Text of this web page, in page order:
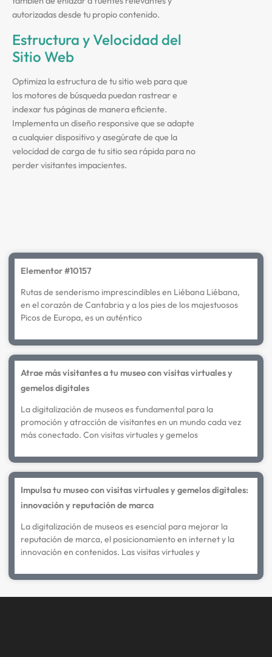
autorizadas desde tu propio contenido.
Estructura y Velocidad del
Sitio Web
Optimiza la estructura de tu sitio web para que
los motores de búsqueda puedan rastrear e
indexar tus páginas de manera eficiente.
Implementa un diseño responsive que se adapte
a cualquier dispositivo y asegúrate de que la
velocidad de carga de tu sitio sea rápida para no
perder visitantes impacientes.
Elementor #10157
Rutas de senderismo imprescindibles en Liébana Liébana,
en el corazón de Cantabria y a los pies de los majestuosos
Picos de Europa, es un auténtico
Atrae más visitantes a tu museo con visitas virtuales y
gemelos digitales
La digitalización de museos es fundamental para la
promoción y atracción de visitantes en un mundo cada vez
más conectado. Con visitas virtuales y gemelos
Impulsa tu museo con visitas virtuales y gemelos digitales:
innovación y reputación de marca
La digitalización de museos es esencial para mejorar la
reputación de marca, el posicionamiento en internet y la
innovación en contenidos. Las visitas virtuales y